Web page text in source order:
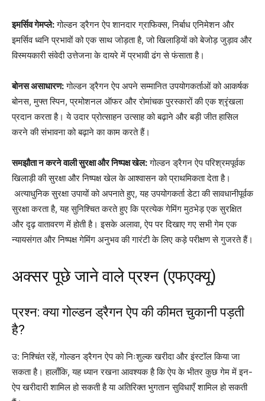
इमर्सिव गेमप्ले:गोल्डन ड्रैगन ऐप शानदार ग्राफिक्स, निर्बाध एनिमेशन और
इमर्सिव ध्वनि प्रभावों को एक साथ जोड़ता है, जो खिलाड़ियों को बेजोड़ जुड़ाव और
विस्मयकारी संवेदी उत्तेजना के दायरे में प्रभावी ढंग से फंसाता है।
बोनस असाधारण:गोल्डन ड्रैगन ऐप अपने सम्मानित उपयोगकर्ताओं को आकर्षक
बोनस, मुफ्त स्पिन, प्रमोशनल ऑफर और रोमांचक पुरस्कारों की एक श्रृंखला
प्रदान करता है। ये उदार प्रोत्साहन उत्साह को बढ़ाने और बड़ी जीत हासिल
करने की संभावना को बढ़ाने का काम करते हैं।
समझौता न करने वाली सुरक्षा और निष्पक्ष खेल:गोल्डन ड्रैगन ऐप परिश्रमपूर्वक
खिलाड़ी की सुरक्षा और निष्पक्ष खेल के आश्वासन को प्राथमिकता देता है।
अत्याधुनिक सुरक्षा उपायों को अपनाते हुए, यह उपयोगकर्ता डेटा की सावधानीपूर्वक
सुरक्षा करता है, यह सुनिश्चित करते हुए कि प्रत्येक गेमिंग मुठभेड़ एक सुरक्षित
और दृढ़ वातावरण में होती है। इसके अलावा, ऐप पर दिखाए गए सभी गेम एक
न्यायसंगत और निष्पक्ष गेमिंग अनुभव की गारंटी के लिए कड़े परीक्षण से गुजरते हैं।
अक्सर पूछे जाने वाले प्रश्न (एफएक्यू)
प्रश्न: क्या गोल्डन ड्रैगन ऐप की कीमत चुकानी पड़ती
है?
उ: निश्चिंत रहें, गोल्डन ड्रैगन ऐप को निःशुल्क खरीदा और इंस्टॉल किया जा
सकता है। हालाँकि, यह ध्यान रखना आवश्यक है कि ऐप के भीतर कुछ गेम में इन-
ऐप खरीदारी शामिल हो सकती है या अतिरिक्त भुगतान सुविधाएँ शामिल हो सकती